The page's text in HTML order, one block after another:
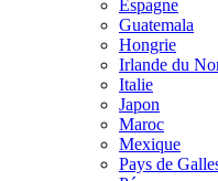
Espagne
Guatemala
Hongrie
Irlande du
Italie
Japon
Maroc
Mexique
Pays de